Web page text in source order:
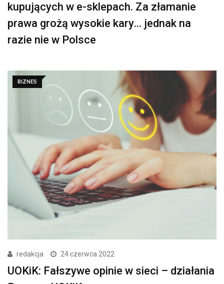
kupujących w e-sklepach. Za złamanie
prawa grożą wysokie kary… jednak na
razie nie w Polsce
BIZNES
redakcja 24 czerwca 2022
UOKiK: Fałszywe opinie w sieci – działania